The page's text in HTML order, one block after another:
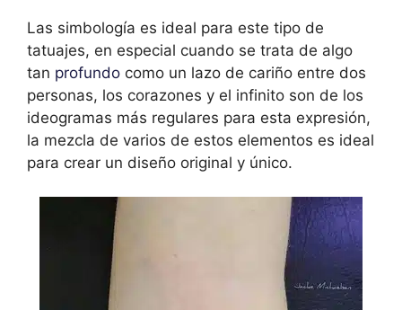
Las simbología es ideal para este tipo de
tatuajes, en especial cuando se trata de algo
tan profundo como un lazo de cariño entre dos
personas, los corazones y el infinito son de los
ideogramas más regulares para esta expresión,
la mezcla de varios de estos elementos es ideal
para crear un diseño original y único.